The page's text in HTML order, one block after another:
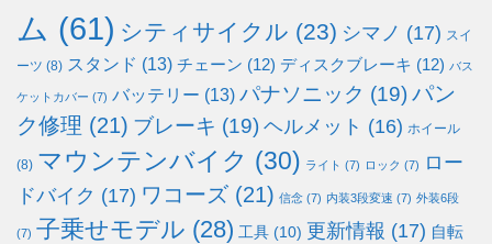
ム (61) シティサイクル (23) シマノ (17) スイ
ーツ (8) スタンド (13) チェーン (12) ディスクブレーキ (12) バス
ケットカバー (7) バッテリー (13) パナソニック (19)パン
ク修理 (21) ブレーキ (19) ヘルメット (16) ホイール
(8) マウンテンバイク (30) ライト (7) ロック (7)
ロー
ドバイク (17) ワコーズ (21) 信念 (7) 内装3段変速 (7) 外装6段
(7) 子乗せモデル (28) 工具 (10) 更新情報 (17) 自転